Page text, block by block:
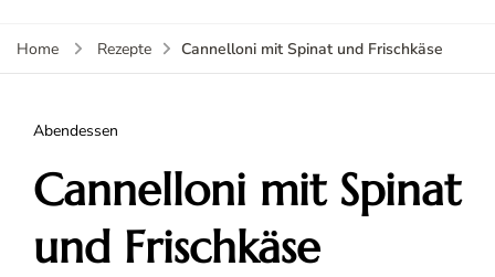
Home Rezepte Cannelloni mit Spinat und Frischkäse
Abendessen
Cannelloni mit Spinat
und Frischkäse